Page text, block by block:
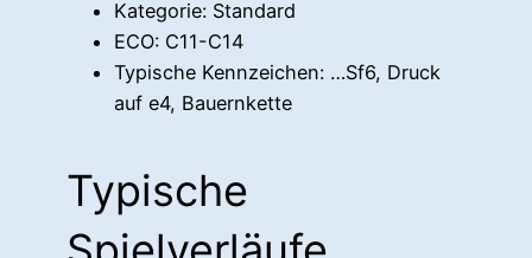
Kategorie: Standard
ECO: C11-C14
Typische Kennzeichen: …Sf6, Druck
auf e4, Bauernkette
Typische